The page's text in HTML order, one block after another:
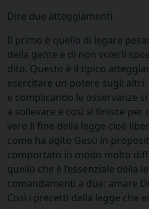
Dire due atteggiamenti.
Il primo è quello di legare
della gente e di non volerli
dito. Questo è il tipico
esercitare un potere sugli
e complicando le osservanze
a sollevare e così si finisce
vero il fine della legge cioè
come ha agito Gesù in
comportato in modo molto
quello che è l’essenziale della
comandamenti a due: amare
Così i precetti della legge che